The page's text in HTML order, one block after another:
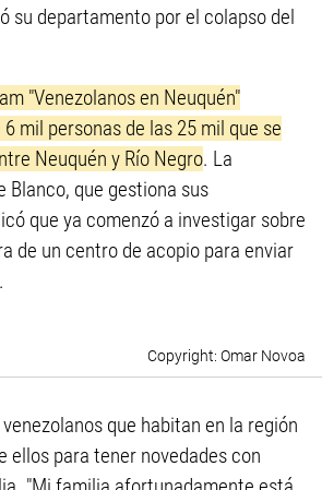
su departamento por el colapso del
"Venezolanos en Neuquén"
mil personas de las 25 mil que se
Neuquén y Río Negro. La
que gestiona sus
que ya comenzó a investigar sobre
de un centro de acopio para enviar
Omar Novoa
que habitan en la región
ellos para tener novedades con